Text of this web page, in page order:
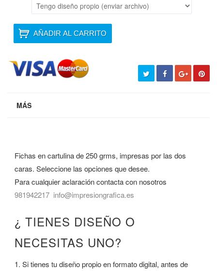
AÑADIR AL CARRITO
MÁS
Fichas en cartulina de 250 grms, impresas por las dos
caras. Seleccione las opciones que desee.
Para cualquier aclaración contacta con nosotros
981942217 info@impresiongrafica.es
¿ TIENES DISEÑO O
NECESITAS UNO?
1. Si tienes tu diseño propio en formato digital, antes de